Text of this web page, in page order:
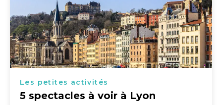
Les petites activités
5 spectacles à voir à Lyon